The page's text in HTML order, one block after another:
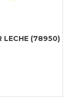
LECHE (78950)